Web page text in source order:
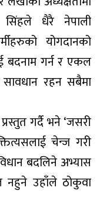
सिंहले धैरै नेपाली
योगदानको
गर्न र एकल
रहन सबैमा
गर्दै भने ‘जसरी
चेन्ज गरी
बदलिने अभ्यास
उहाँले ठोकुवा